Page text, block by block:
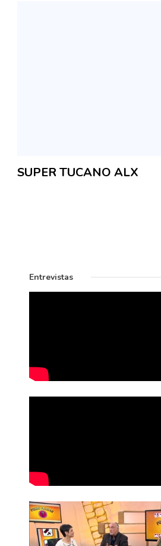
SUPER TUCANO ALX
Entrevistas